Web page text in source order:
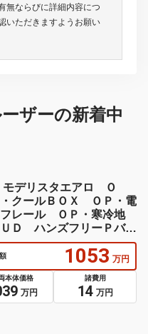
無ならびに詳細内容につ
いただきますようお願い
ザーの新着中
デリスタエアロ Ｏ
クールＢＯＸ ＯＰ・電
レール ＯＰ・寒冷地
Ｄ ハンズフリーＰバッ
1053 万円
本体価格
万円
諸費用
14 万円